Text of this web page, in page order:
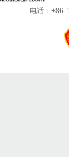
电话：+86-